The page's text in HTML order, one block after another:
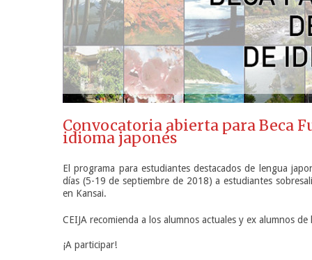
Convocatoria abierta para Beca
idioma japonés
El programa para estudiantes destacados de lengua
días (5-19 de septiembre de 2018) a estudiantes
en Kansai.
CEIJA recomienda a los alumnos actuales y ex alumnos
¡A participar!